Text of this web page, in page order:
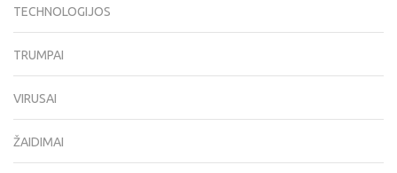
TECHNOLOGIJOS
TRUMPAI
VIRUSAI
ŽAIDIMAI